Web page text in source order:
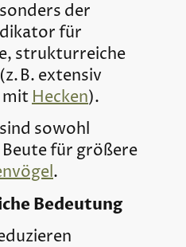
der
für
strukturreiche
B. extensiv
mitHecken).
sowohl
für größere
.
Bedeutung